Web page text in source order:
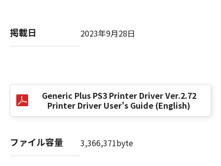
効に存続します。
(2) お客様は、「本ソフトウェア」およびその
した場合、本契約書は直ちに終了します。
(4) お客様は、上記(3)によって本契約書が終了
した場合、速やかに、「本ソフトウェア」およ
のとします。
(5) 上記にかかわらず、本契約書第2条、第4条
から第7条まで、第8条第4項および第10条の規
掲載日 2023年9月28日
Generic Plus PS3 Printer Driver Ver.2.72
Printer Driver User's Guide (English)
ファイル容量 3,366,371byte